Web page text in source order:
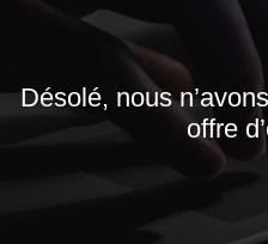
Désolé, nous
offre